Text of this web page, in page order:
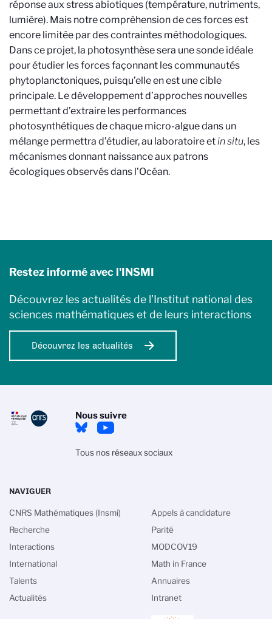
réponse aux stress abiotiques (température, nutriments,
lumière). Mais notre compréhension de ces forces est
encore limitée par des contraintes méthodologiques.
Dans ce projet, la photosynthèse sera une sonde idéale
pour étudier les forces façonnant les communautés
phytoplanctoniques, puisqu’elle en est une cible
principale. Le développement d’approches nouvelles
permettant d’extraire les performances
photosynthétiques de chaque micro-algue dans un
mélange permettra d’étudier, au laboratoire et in situ, les
mécanismes donnant naissance aux patrons
écologiques observés dans l’Océan.
Restez informé avec l'INSMI
Découvrez les actualités de l’Institut national des
sciences mathématiques et de leurs interactions
Découvrez les actualités
Nous suivre
Tous nos réseaux sociaux
NAVIGUER
CNRS Mathématiques (Insmi)
Recherche
Interactions
International
Talents
Actualités
Appels à candidature
Parité
MODCOV19
Math in France
Annuaires
Intranet